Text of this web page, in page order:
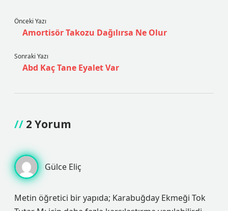
Önceki Yazı
Amortisör Takozu Dağılırsa Ne Olur
Sonraki Yazı
Abd Kaç Tane Eyalet Var
2 Yorum
Gülce Eliç
Metin öğretici bir yapıda; Karabuğday Ekmeği Tok